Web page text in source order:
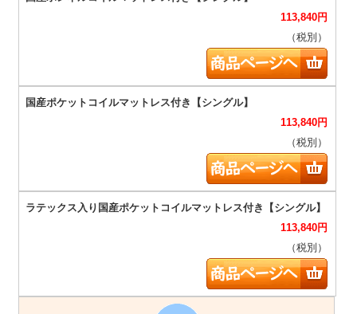
113,840円
（税別）
113,840円
（税別）
113,840円
（税別）